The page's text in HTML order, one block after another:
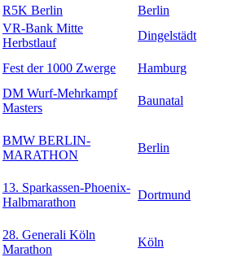
R5K Berlin
Berlin
VR-Bank Mitte
Herbstlauf
Dingelstädt
Fest der 1000 Zwerge
Hamburg
DM Wurf-Mehrkampf
Masters
Baunatal
BMW BERLIN-
MARATHON
Berlin
13. Sparkassen-Phoenix-
Halbmarathon
Dortmund
28. Generali Köln
Marathon
Köln